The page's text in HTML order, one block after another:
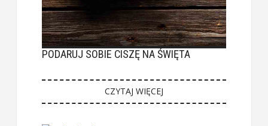
PODARUJ SOBIE CISZĘ NA ŚWIĘTA
CZYTAJ WIĘCEJ